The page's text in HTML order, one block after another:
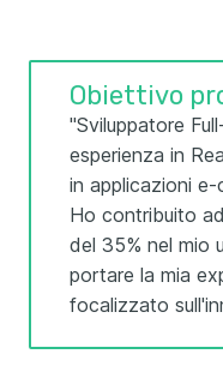
Obiettivo
"Sviluppatore
esperienza in
in applicazioni
Ho contribuito
del 35% nel mio
portare la mia
focalizzato